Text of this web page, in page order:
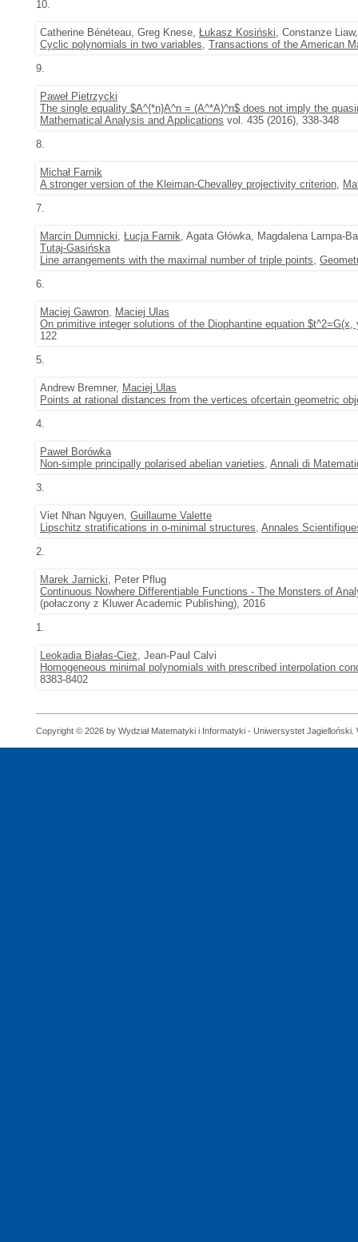
10.
Catherine Bénéteau, Greg Knese, Łukasz Kosiński, Constanze
Cyclic polynomials in two variables, Transactions of the American
9.
Paweł Pietrzycki
The single equality $A^{*n}A^n = (A^*A)^n$ does not imply the
Mathematical Analysis and Applications vol. 435 (2016), 338-348
8.
Michał Farnik
A stronger version of the Kleiman-Chevalley projectivity criterion,
7.
Marcin Dumnicki, Łucja Farnik, Agata Główka, Magdalena Lampa-
Tutaj-Gasińska
Line arrangements with the maximal number of triple points,
6.
Maciej Gawron, Maciej Ulas
On primitive integer solutions of the Diophantine equation $t^2=G(x,
122
5.
Andrew Bremner, Maciej Ulas
Points at rational distances from the vertices ofcertain geometric
4.
Paweł Borówka
Non-simple principally polarised abelian varieties, Annali di
3.
Viet Nhan Nguyen, Guillaume Valette
Lipschitz stratifications in o-minimal structures, Annales
2.
Marek Jarnicki, Peter Pflug
Continuous Nowhere Differentiable Functions - The Monsters of
(połaczony z Kluwer Academic Publishing), 2016
1.
Leokadia Białas-Cież, Jean-Paul Calvi
Homogeneous minimal polynomials with prescribed interpolation
8383-8402
Copyright © 2026 by Wydział Matematyki i Informatyki - Uniwersystet